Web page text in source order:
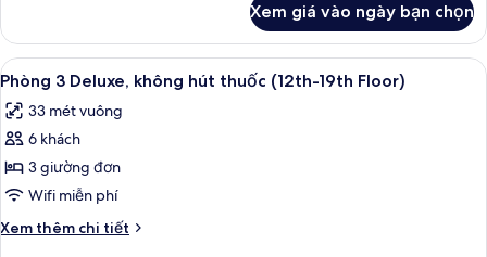
hút
thuốc
(12th-
23th
Floor)
Phòng
giường
Tiêu
chuẩn,
hút
thuốc
23th
Xem giá vào ngày bạn chọn
Xem
tất
cả
ảnh
Phòng
3
Deluxe,
không
1 phòng ngủ, két bảo mật tại phòng,
7
Phòng 3 Deluxe, không hút thuốc (12th-19th Floor)
33 mét vuông
6 khách
3 giường đơn
Wifi miễn phí
Xem thêm chi tiết
Chi